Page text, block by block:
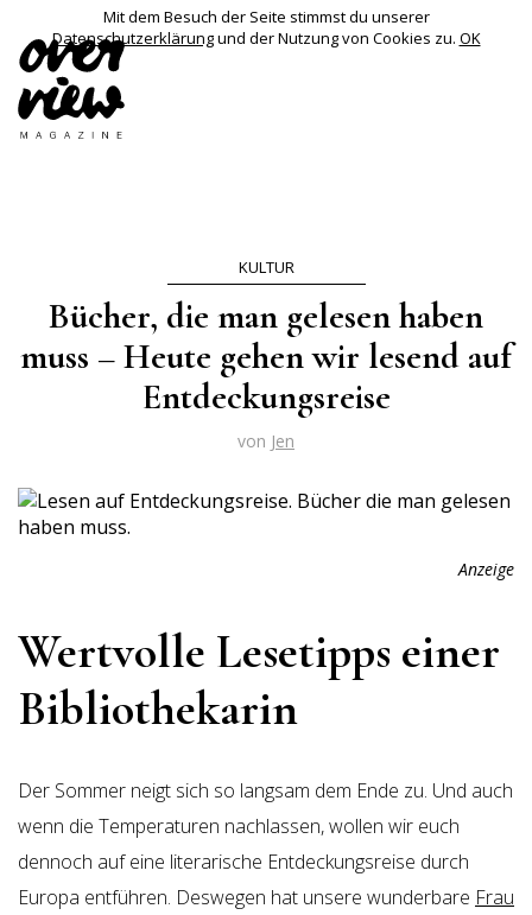
Mit dem Besuch der Seite stimmst du unserer
Datenschutzerklärungund der Nutzung von Cookies zu. OK
KULTUR
Bücher, die man gelesen haben
muss – Heute gehen wir lesend auf
Entdeckungsreise
von Jen
Anzeige
Wertvolle Lesetipps einer
Bibliothekarin
Der Sommer neigt sich so langsam dem Ende zu. Und auch
wenn die Temperaturen nachlassen, wollen wir euch
dennoch auf eine literarische Entdeckungsreise durch
Europa entführen. Deswegen hat unsere wunderbare Frau